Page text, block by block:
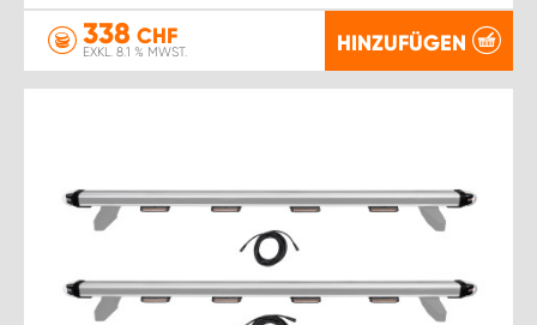
338 CHF
EXKL. 8.1 % MWST. HINZUFÜGEN